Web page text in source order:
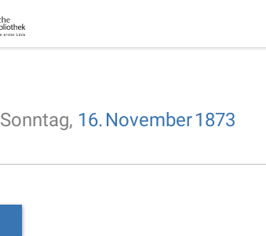
Sonntag, 16. November1873